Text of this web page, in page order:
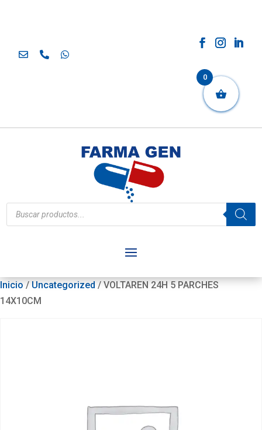
Búsqueda
de
productos
Inicio / Uncategorized / VOLTAREN 24H 5 PARCHES
14X10CM
0